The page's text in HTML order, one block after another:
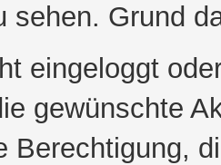
sehen. Grund
eingeloggt
gewünschte
Berechtigung,